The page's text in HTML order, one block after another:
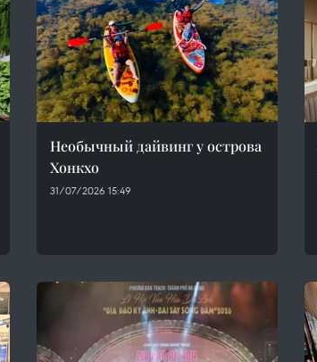
Необычный дайвинг у острова
Хонкхо
31/07/2026 15:49